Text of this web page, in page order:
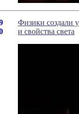
Физики создали
и свойства света